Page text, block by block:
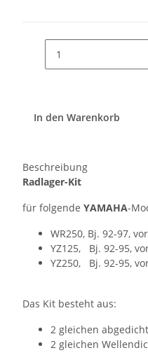
In den Warenkorb
Beschreibung
Radlager-Kit
für folgende YAMAHA-
WR250, Bj. 92-97,
YZ125, Bj. 92-95,
YZ250, Bj. 92-95,
Das Kit besteht aus:
2 gleichen
2 gleichen